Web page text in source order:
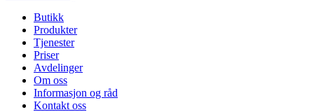
Butikk
Produkter
Tjenester
Priser
Avdelinger
Om oss
Informasjon og råd
Kontakt oss